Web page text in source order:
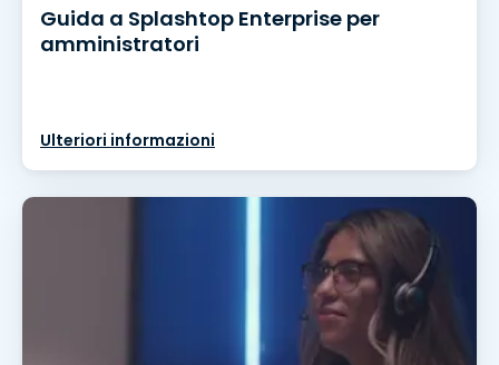
Guida a Splashtop Enterprise per
amministratori
Ulteriori informazioni